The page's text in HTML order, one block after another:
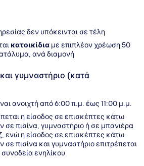
δεν υπόκεινται σε τέλη
κατοικίδια με επιπλέον χρέωση 50
ανά διαμονή
γυμναστήριο (κατά
ανοιχτή από 6:00 π.μ. έως 11:00 μ.μ.
η είσοδος σε επισκέπτες κάτω
σε πισίνα, γυμναστήριο ή σε μπανιέρα
ενώ η είσοδος σε επισκέπτες κάτω
σε πισίνα και γυμναστήριο επιτρέπεται
ενηλίκου